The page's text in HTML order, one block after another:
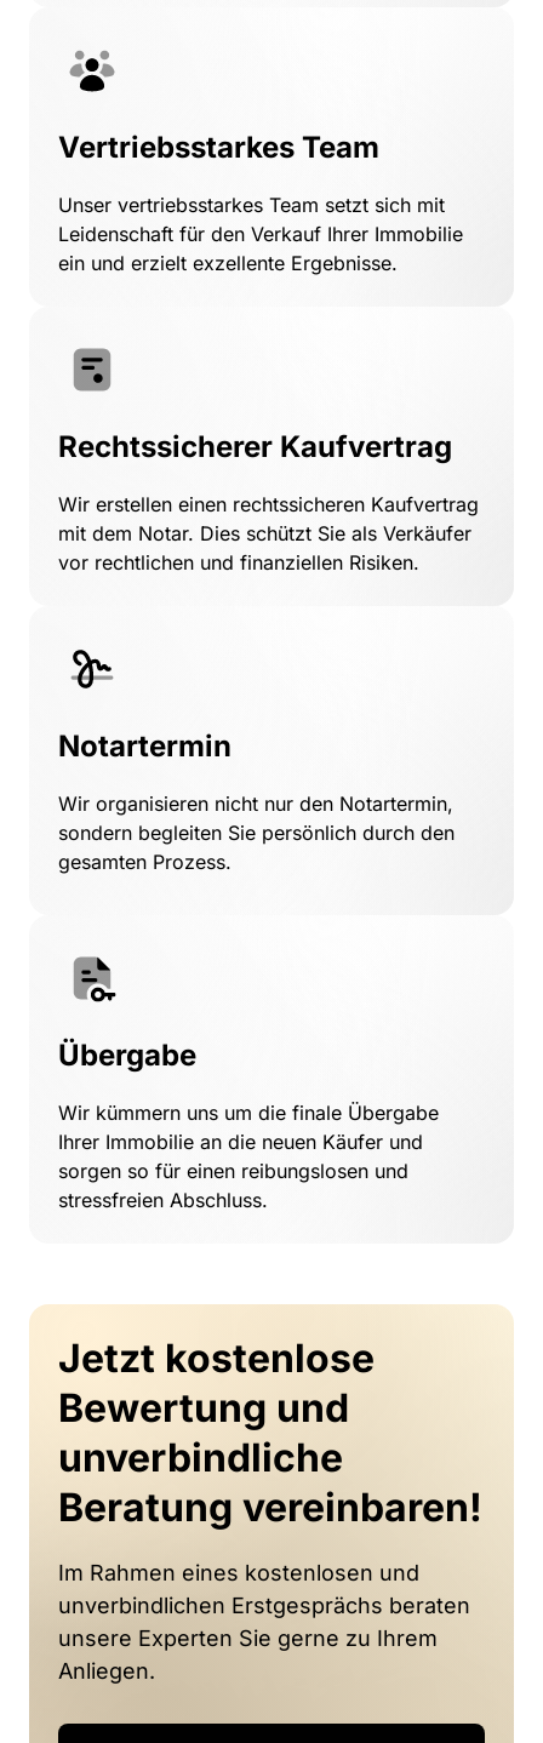
Vertriebsstarkes Team
Unser vertriebsstarkes Team setzt sich
Leidenschaft für den Verkauf Ihrer
ein und erzielt exzellente Ergebnisse.
Rechtssicherer Kaufvertrag
Wir erstellen einen rechtssicheren
mit dem Notar. Dies schützt Sie als
vor rechtlichen und finanziellen Risiken.
Notartermin
Wir organisieren nicht nur den
sondern begleiten Sie persönlich durch
gesamten Prozess.
Übergabe
Wir kümmern uns um die finale
Ihrer Immobilie an die neuen Käufer
sorgen so für einen reibungslosen
stressfreien Abschluss.
Jetzt kostenlose
Bewertung und
unverbindliche
Beratung vereinbaren!
Im Rahmen eines kostenlosen und
unverbindlichen Erstgesprächs beraten
unsere Experten Sie gerne zu Ihrem
Anliegen.